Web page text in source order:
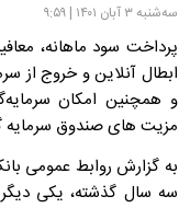
سه‌شنبه ۳ آبان ۱۴۰۱ | ۹:۵۹
پرداخت سود ماهانه،
ابطال آنلاین و خروج از
و همچنین امکان
مزیت های صندوق
به گزارش روابط عمومی
سه سال گذشته، یکی